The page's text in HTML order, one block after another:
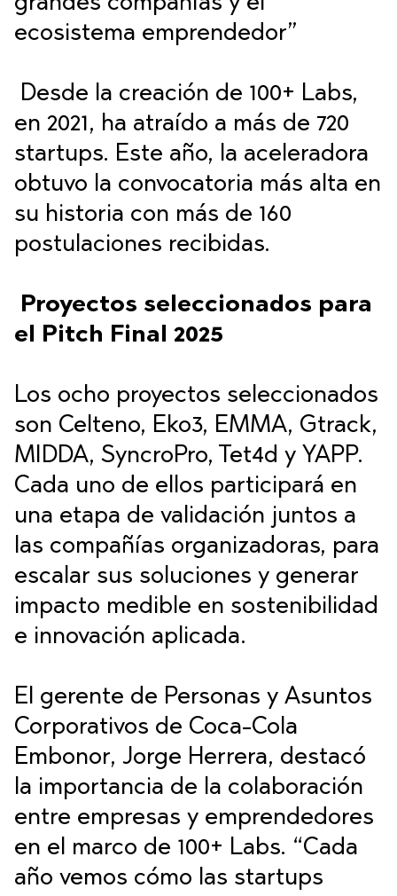
ecosistema emprendedor”
Desde la creación de 100+ Labs,
en 2021, ha atraído a más de 720
startups. Este año, la aceleradora
obtuvo la convocatoria más alta en
su historia con más de 160
postulaciones recibidas.
Proyectos seleccionados para
el Pitch Final 2025
Los ocho proyectos seleccionados
son Celteno, Eko3, EMMA, Gtrack,
MIDDA, SyncroPro, Tet4d y YAPP.
Cada uno de ellos participará en
una etapa de validación juntos a
las compañías organizadoras, para
escalar sus soluciones y generar
impacto medible en sostenibilidad
e innovación aplicada.
El gerente de Personas y Asuntos
Corporativos de Coca-Cola
Embonor, Jorge Herrera, destacó
la importancia de la colaboración
entre empresas y emprendedores
en el marco de 100+ Labs. “Cada
año vemos cómo las startups